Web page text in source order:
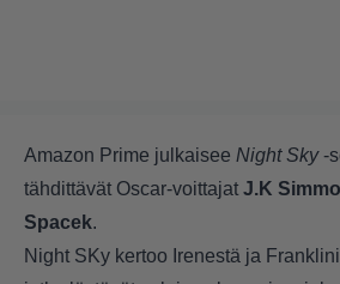
Amazon Prime julkaisee Night Sky-
tähdittävät Oscar-voittajatJ.K
Spacek.
Night SKy kertoo Irenestä ja